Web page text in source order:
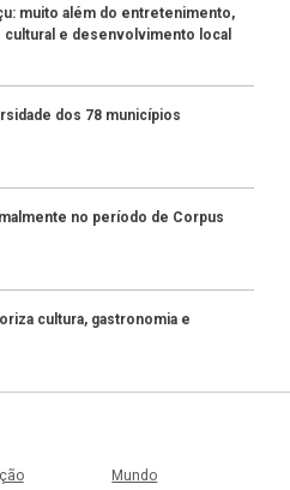
muito além do entretenimento,
cultural e desenvolvimento local
dos 78 municípios
no período de Corpus
cultura, gastronomia e
Mundo